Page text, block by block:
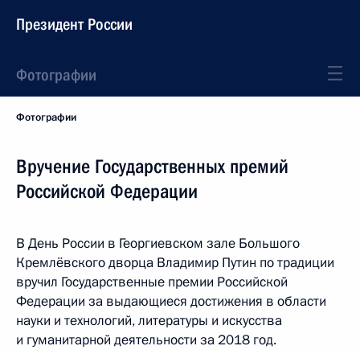
Президент России
Фотографии
Фотографии
Вручение Государственных премий
Российской Федерации
В День России в Георгиевском зале Большого
Кремлёвского дворца Владимир Путин по традиции
вручил Государственные премии Российской
Федерации за выдающиеся достижения в области
науки и технологий, литературы и искусства
и гуманитарной деятельности за 2018 год.